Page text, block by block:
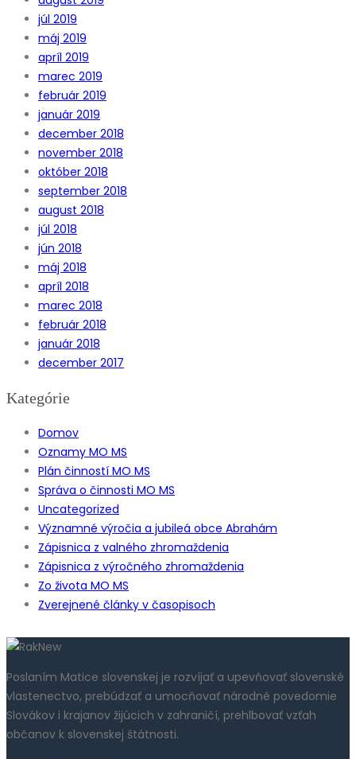
júl 2019
máj 2019
apríl 2019
marec 2019
február 2019
január 2019
december 2018
november 2018
október 2018
september 2018
august 2018
júl 2018
jún 2018
máj 2018
apríl 2018
marec 2018
február 2018
január 2018
december 2017
Kategórie
Domov
Oznamy MO MS
Plán činností MO MS
Správa o činnosti MO MS
Uncategorized
Významné výročia a jubileá obce Abrahám
Zápisnica z valného zhromaždenia
Zápisnica z výročného zhromaždenia
Zo života MO MS
Zverejnené články v časopisoch
Poslaním Matice slovenskej je rozvíjať a upevňovať slovenské
vlastenectvo, prebúdzať a umocňovať národné povedomie
Slovákov i krajanov žijúcich v zahraničí, prehlbovať vzťah
občanov k slovenskej štátnosti.